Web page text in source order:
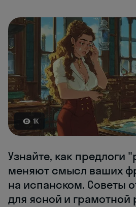
1K
Узнайте, как предлоги
меняют смысл ваших
на испанском. Советы
для ясной и грамотной